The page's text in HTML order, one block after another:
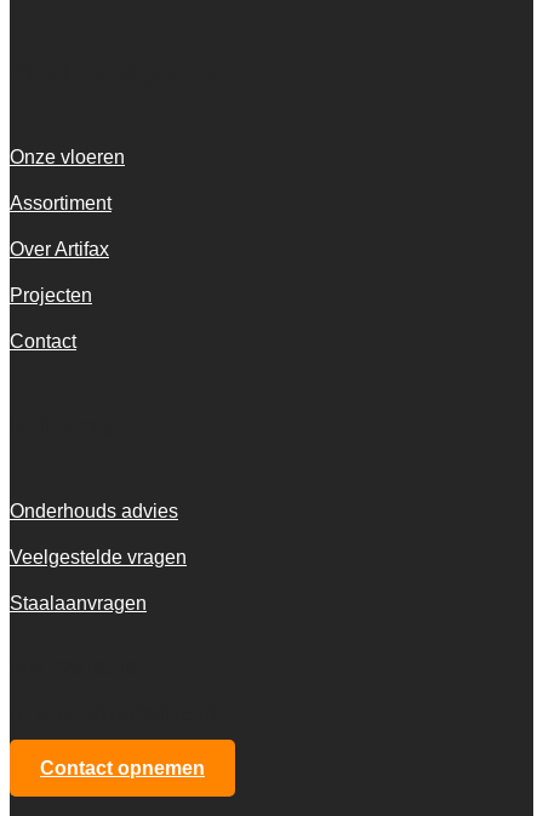
Onze vloeren
Assortiment
Over Artifax
Projecten
Contact
Onderhouds advies
Veelgestelde vragen
Staalaanvragen
Contact opnemen